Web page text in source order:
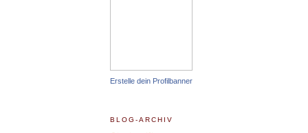
Erstelle dein Profilbanner
BLOG-ARCHIV